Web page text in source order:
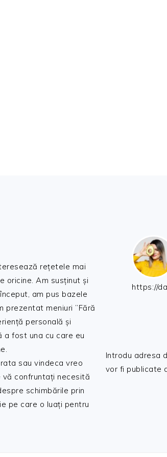
rețetele mai
oricine. Am susținut și
am pus bazele
prezentat meniuri ”Fără
personală și
a fost una cu care eu
sau vindeca vreo
confruntați necesită
schimbările prin
pe care o luați pentru
https://
Introdu adresa
vor fi publicate